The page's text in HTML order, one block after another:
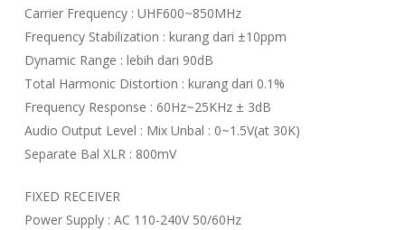
Carrier Frequency : UHF600~850MHz
Frequency Stabilization : kurang dari ±10ppm
Dynamic Range : lebih dari 90dB
Total Harmonic Distortion : kurang dari 0.1%
Frequency Response : 60Hz~25KHz ± 3dB
Audio Output Level : Mix Unbal : 0~1.5V(at 30K)
Separate Bal XLR : 800mV
FIXED RECEIVER
Power Supply : AC 110-240V 50/60Hz